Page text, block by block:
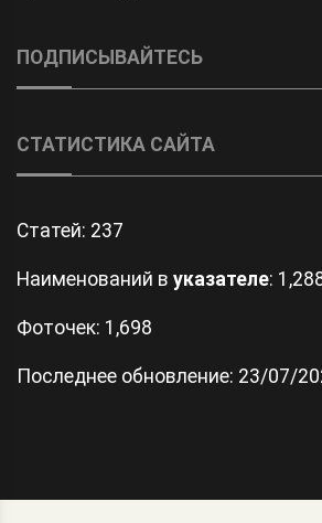
ПОДПИСЫВАЙТЕСЬ
СТАТИСТИКА САЙТА
Статей: 237
Наименований в указателе:
Фоточек: 1,698
Последнее обновление: 23/07/